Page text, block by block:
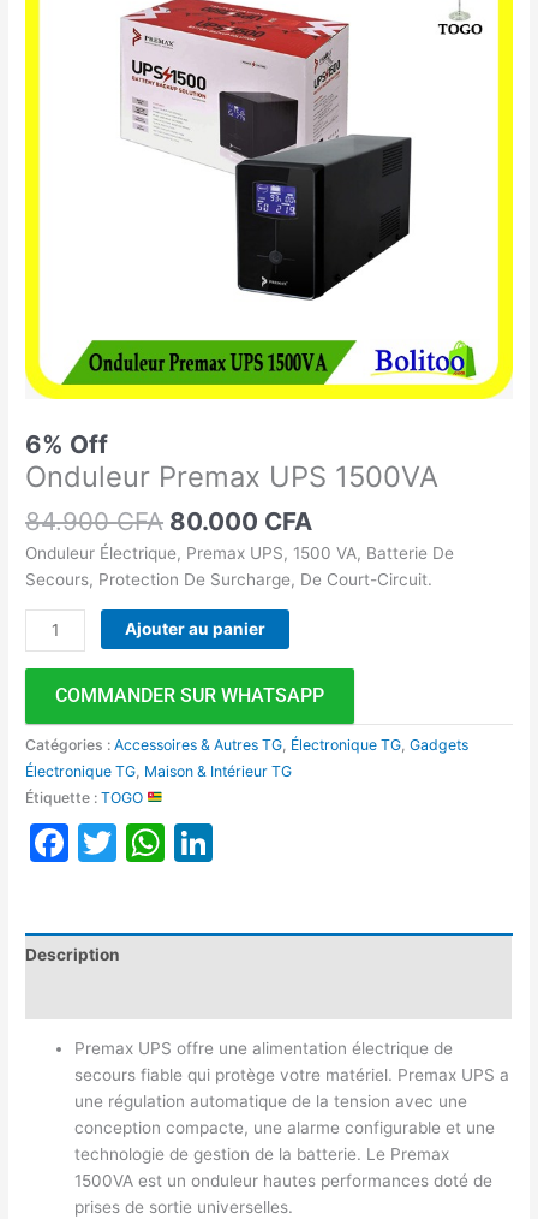
6% Off
Onduleur Premax UPS 1500VA
84.900CFA
84.900 CFA.
80.000 CFA
80.000 CFA.
Onduleur Électrique, Premax UPS, 1500 VA, Batterie De
Secours, Protection De Surcharge, De Court-Circuit.
Ajouter au panier
COMMANDER SUR WHATSAPP
Catégories :Accessoires & Autres TG Électronique TG ,Gadgets
Électronique TG Maison & Intérieur TG
Étiquette :TOGO
Facebook
TwitterWhatsApp
Description
Premax UPS offre une alimentation électrique de
secours fiable qui protège votre matériel. Premax UPS a
une régulation automatique de la tension avec une
conception compacte, une alarme configurable et une
technologie de gestion de la batterie. Le Premax
1500VA est un onduleur hautes performances doté de
prises de sortie universelles.